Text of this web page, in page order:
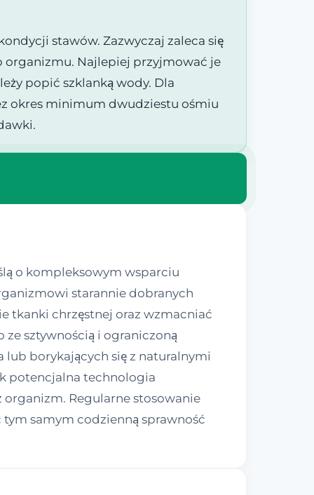
stawów. Zazwyczaj zaleca się
organizmu. Najlepiej przyjmować je
popić szklanką wody. Dla
okres minimum dwudziestu ośmiu
o kompleksowym wsparciu
starannie dobranych
tkanki chrzęstnej oraz wzmacniać
sztywnością i ograniczoną
borykających się z naturalnymi
potencjalna technologia
Regularne stosowanie
samym codzienną sprawność